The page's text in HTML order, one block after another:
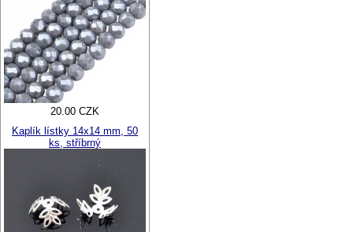
20.00 CZK
Kaplík lístky 14x14 mm, 50
ks, stříbrný